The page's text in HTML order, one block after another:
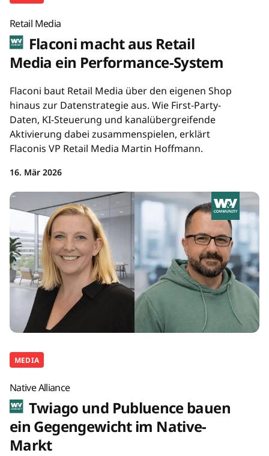
Retail Media
Flaconi macht aus Retail
Media ein Performance-System
Flaconi baut Retail Media über den eigenen Shop
hinaus zur Datenstrategie aus. Wie First-Party-
Daten, KI-Steuerung und kanalübergreifende
Aktivierung dabei zusammenspielen, erklärt
Flaconis VP Retail Media Martin Hoffmann.
16. Mär 2026
MEDIA
Native Alliance
Twiago und Publuence bauen
ein Gegengewicht im Native-
Markt